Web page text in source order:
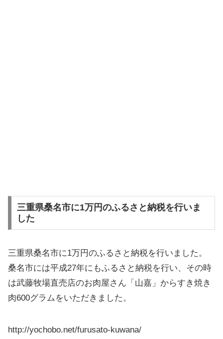
三重県桑名市に1万円のふるさと納税を行いま
した
三重県桑名市に1万円のふるさと納税を行いました。
桑名市には平成27年にもふるさと納税を行い、その時
は武藤牧場直売店のお肉屋さん「山嘉」からすき焼き
肉600グラムをいただきました。
http://yochobo.net/furusato-kuwana/